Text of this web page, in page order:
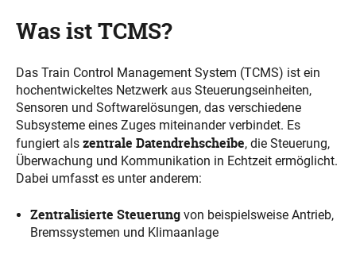
Was ist TCMS?
Das Train Control Management System (TCMS) ist ein
hochentwickeltes Netzwerk aus Steuerungseinheiten,
Sensoren und Softwarelösungen, das verschiedene
Subsysteme eines Zuges miteinander verbindet. Es
fungiert als zentrale Datendrehscheibe, die Steuerung,
Überwachung und Kommunikation in Echtzeit ermöglicht.
Dabei umfasst es unter anderem:
Zentralisierte Steuerungvon beispielsweise Antrieb,
Bremssystemen und Klimaanlage